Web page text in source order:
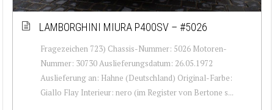
LAMBORGHINI MIURA P400SV – #5026
Fragezeichen 723) Chassis-Nummer: 5026 Motoren-
Nummer: 30730 Auslieferungsdatum: 26.05.1972
Auslieferung an: Hahne (Deutschland) Original-Farbe:
Giallo Flay Interieur: nero (im Register von Bertone s...